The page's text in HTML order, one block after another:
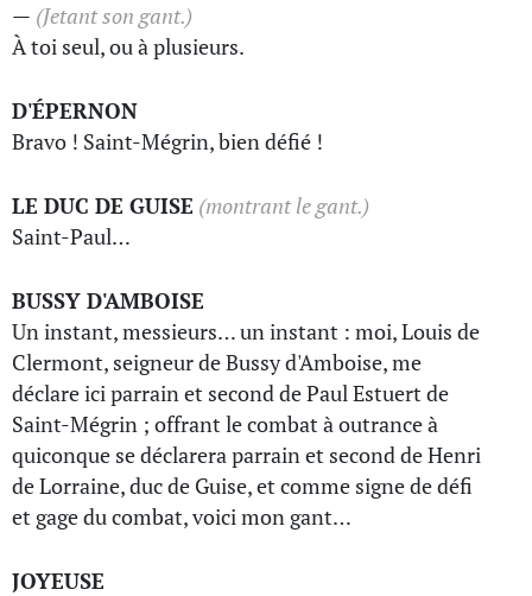
— (Jetant son gant.)
À toi seul, ou à plusieurs.
D'ÉPERNON
Bravo ! Saint-Mégrin, bien défié !
LE DUC DE GUISE (montrant le gant.)
Saint-Paul…
BUSSY D'AMBOISE
Un instant, messieurs… un instant : moi, Louis de
Clermont, seigneur de Bussy d'Amboise, me
déclare ici parrain et second de Paul Estuert de
Saint-Mégrin ; offrant le combat à outrance à
quiconque se déclarera parrain et second de Henri
de Lorraine, duc de Guise, et comme signe de défi
et gage du combat, voici mon gant…
JOYEUSE